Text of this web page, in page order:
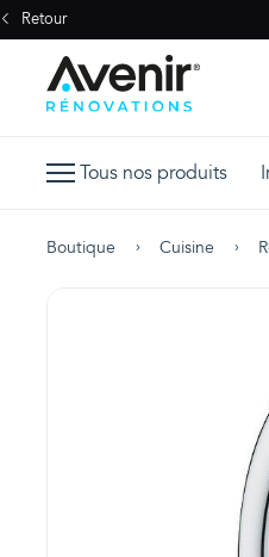
Retour
Tous nos produits
Boutique Cuisine